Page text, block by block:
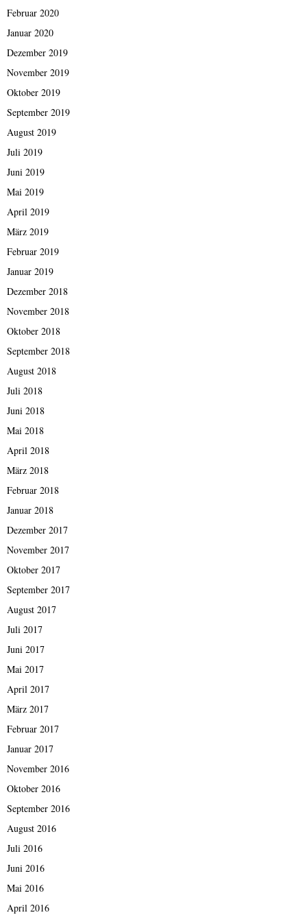
Februar 2020
Januar 2020
Dezember 2019
November 2019
Oktober 2019
September 2019
August 2019
Juli 2019
Juni 2019
Mai 2019
April 2019
März 2019
Februar 2019
Januar 2019
Dezember 2018
November 2018
Oktober 2018
September 2018
August 2018
Juli 2018
Juni 2018
Mai 2018
April 2018
März 2018
Februar 2018
Januar 2018
Dezember 2017
November 2017
Oktober 2017
September 2017
August 2017
Juli 2017
Juni 2017
Mai 2017
April 2017
März 2017
Februar 2017
Januar 2017
November 2016
Oktober 2016
September 2016
August 2016
Juli 2016
Juni 2016
Mai 2016
April 2016